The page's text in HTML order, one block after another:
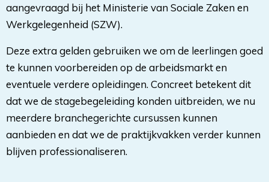
aangevraagd bij het Ministerie van Sociale Zaken en
Werkgelegenheid (SZW).
Deze extra gelden gebruiken we om de leerlingen goed
te kunnen voorbereiden op de arbeidsmarkt en
eventuele verdere opleidingen. Concreet betekent dit
dat we de stagebegeleiding konden uitbreiden, we nu
meerdere branchegerichte cursussen kunnen
aanbieden en dat we de praktijkvakken verder kunnen
blijven professionaliseren.